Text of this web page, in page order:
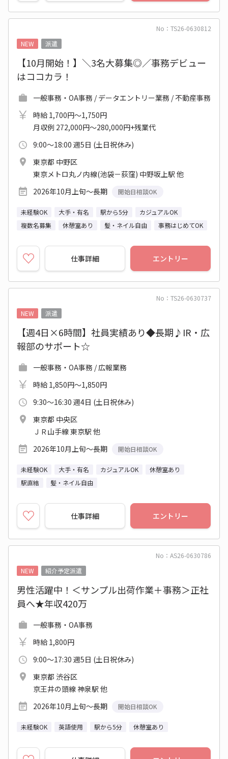
No：TS26-0630812
NEW
派遣
【10月開始！】＼3名大募集◎／事務デビュー
はココカラ！
一般事務・OA事務 / データエントリー業務 / 不動産事務
時給 1,700円～1,750円
月収例 272,000円～280,000円+残業代
9:00～18:00 週5日 (土日祝休み)
東京都 中野区
東京メトロ丸ノ内線(池袋－荻窪) 中野坂上駅 他
2026年10月上旬～長期
開始日相談OK
未経験OK 大手・有名 駅から5分
カジュアルOK
複数名募集
休憩室あり 髪・ネイル自由 事務はじめてOK
仕事詳細 エントリー
No：TS26-0630737
NEW
派遣
【週4日×6時間】社員実績あり◆長期♪IR・広
報部のサポート☆
一般事務・OA事務 / 広報業務
時給 1,850円～1,850円
9:30～16:30 週4日 (土日祝休み)
東京都 中央区
ＪＲ山手線 東京駅 他
2026年10月上旬～長期
開始日相談OK
未経験OK 大手・有名 カジュアルOK
休憩室あり
駅直結
髪・ネイル自由
仕事詳細 エントリー
No：AS26-0630786
NEW
紹介予定派遣
男性活躍中！＜サンプル出荷作業＋事務＞正社
員へ★年収420万
一般事務・OA事務
時給 1,800円
9:00～17:30 週5日 (土日祝休み)
東京都 渋谷区
京王井の頭線 神泉駅 他
2026年10月上旬～長期
開始日相談OK
未経験OK 英語使用 駅から5分 休憩室あり